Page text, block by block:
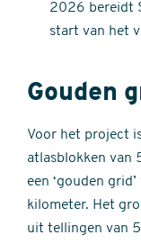
2026 bereidt
start van het
Gouden
Voor het project
atlasblokken van
een ‘gouden
kilometer. Het
uit tellingen van